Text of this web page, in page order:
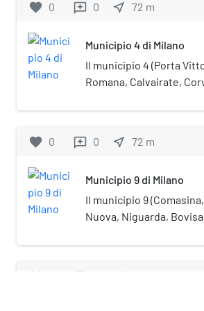
favorite 0 reviews 0 near_me 72 m
Municipio 4 di Milano
Il municipio 4 (Porta
Romana, Calvairate,
una delle nove
Consiglio si trova in via
favorite 0 reviews 0 near_me 72 m
Municipio 9 di Milano
Il municipio 9
Nuova, Niguarda,
comunali di Milano. La